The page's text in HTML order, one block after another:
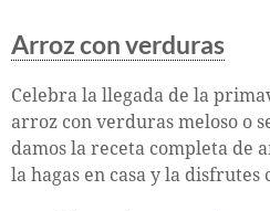
Arroz con verduras
Celebra la llegada de la
arroz con verduras meloso o
damos la receta completa de
la hagas en casa y la disfrutes